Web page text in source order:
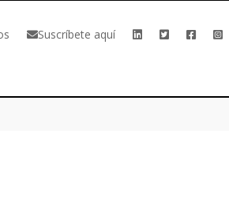
Suscríbete aquí